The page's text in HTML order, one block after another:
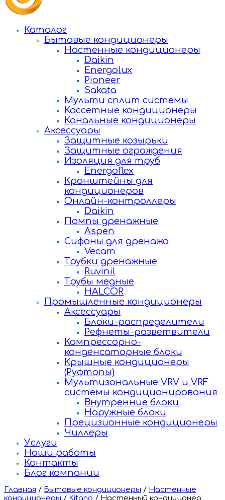
Каталог
Бытовые кондиционеры
Настенные кондиционеры
Daikin
Energolux
Pioneer
Sakata
Мульти сплит системы
Кассетные кондиционеры
Канальные кондиционеры
Аксессуары
Защитные козырьки
Защитные ограждения
Изоляция для труб
Energoflex
Кронштейны для
кондиционеров
Онлайн-контроллеры
Daikin
Помпы дренажные
Aspen
Сифоны для дренажа
Vecam
Трубки дренажные
Ruvinil
Трубы медные
HALCOR
Промышленные кондиционеры
Аксессуары
Блоки-распределители
Рефнеты-разветвители
Компрессорно-
конденсаторные блоки
Крышные кондиционеры
(Руфтопы)
Мультизональные VRV и VRF
системы кондиционирования
Внутренние блоки
Наружные блоки
Прецизионные кондиционеры
Чиллеры
Услуги
Наши работы
Контакты
Блог компании
Главная / Бытовые кондиционеры / Настенные
кондиционеры / Kitano / Настенный кондиционер